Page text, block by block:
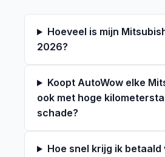
Hoeveel is mijn
2026?
Koopt AutoWow elke
ook met hoge
schade?
Hoe snel krijg ik betaald